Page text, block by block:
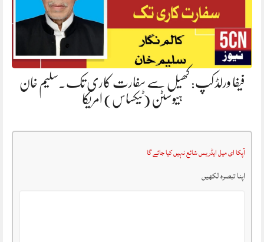
فیفا ورلڈ کپ: کھیل سے سفارت کاری تک۔سلیم خان
ہیوسٹن (ٹیکساس) امریکا
آپکا ای میل ایڈریس شائع نہیں کیا جائے گا
اپنا تبصرہ لکھیں